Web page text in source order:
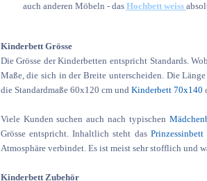
auch anderen Möbeln - das Hochbett weiss
Kinderbett Grösse
Die Grösse der Kinderbetten entspricht Standards.
Maße, die sich in der Breite unterscheiden. Die
die Standardmaße 60x120 cm und Kinderbett 70x140
Viele Kunden suchen auch nach typischen
Grösse entspricht. Inhaltlich steht das Prinzessinbett
Atmosphäre verbindet. Es ist meist sehr stofflich und
Kinderbett Zubehör